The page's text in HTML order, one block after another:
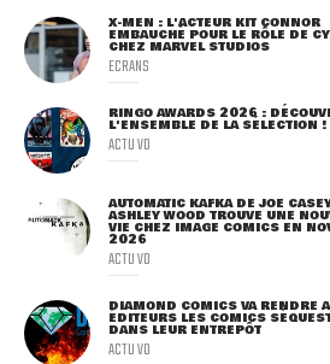
X-MEN : L'ACTEUR KIT CONNOR
EMBAUCHÉ POUR LE RÔLE DE
CHEZ MARVEL STUDIOS
ECRANS
RINGO AWARDS 2026 :
L'ENSEMBLE DE LA SÉLECTION !
ACTU VO
AUTOMATIC KAFKA DE JOE
ASHLEY WOOD TROUVE UNE
VIE CHEZ IMAGE COMICS EN
2026
ACTU VO
DIAMOND COMICS VA RENDRE
ÉDITEURS LES COMICS
DANS LEUR ENTREPÔT
ACTU VO